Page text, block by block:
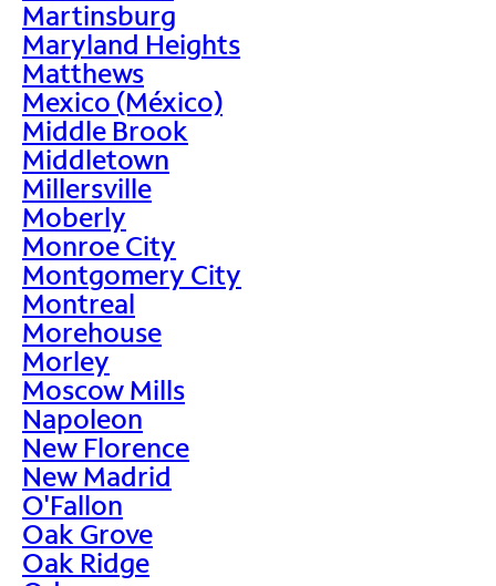
Martinsburg
Maryland Heights
Matthews
Mexico (México)
Middle Brook
Middletown
Millersville
Moberly
Monroe City
Montgomery City
Montreal
Morehouse
Morley
Moscow Mills
Napoleon
New Florence
New Madrid
O'Fallon
Oak Grove
Oak Ridge